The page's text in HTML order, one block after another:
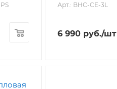
Арт.: BHC-CE-3L
6 990 руб./шт